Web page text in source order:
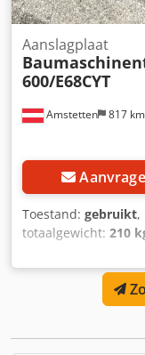
Amstetten 817 km
Aanslagplaat
600/E68CYT
Toestand: gebruikt,
totaalgewicht: 210
opnameplaat voor